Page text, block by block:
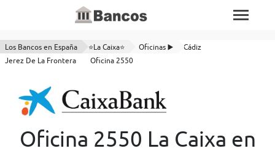
Los Bancos en España ⭐La Caixa⭐ Oficinas ▶️
Cádiz
Jerez De La Frontera
Oficina 2550
Oficina 2550 La Caixa en